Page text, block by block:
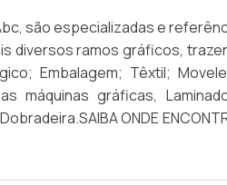
do material por
EQUIPE EM REVESTIMENTO
a Abc Equipamentos
e cuidados
do material, como: evitar
essa pratica pode
nas extremidades. A
são especializadas e
diversos ramos gráficos,
Embalagem; Têxtil;
ONDE
mais de 30 anos